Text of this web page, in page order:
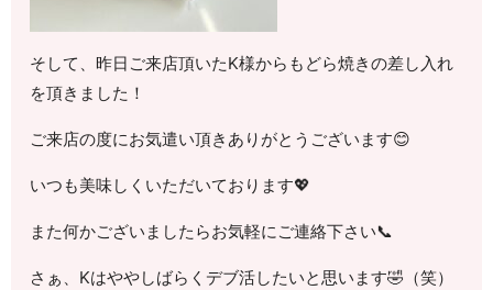
そして、昨日ご来店頂いたK様からもどら焼きの差し入れ
を頂きました！
ご来店の度にお気遣い頂きありがとうございます😊
いつも美味しくいただいております💖
また何かございましたらお気軽にご連絡下さい📞
さぁ、Kはややしばらくデブ活したいと思います🤣（笑）